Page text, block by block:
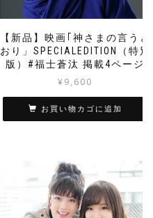
【新品】映画｢神さまの言うと
おり」SPECIALEDITION（特別
版）#福士蒼汰 掲載4ページ
¥9,600
お買い物カゴに追加